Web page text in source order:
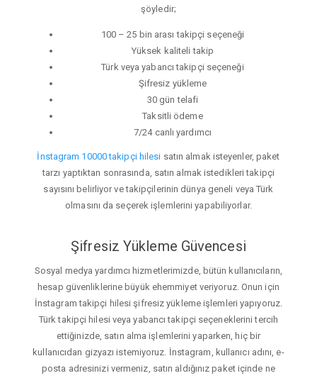
şöyledir;
100 – 25 bin arası takipçi seçeneği
Yüksek kaliteli takip
Türk veya yabancı takipçi seçeneği
Şifresiz yükleme
30 gün telafi
Taksitli ödeme
7/24 canlı yardımcı
İnstagram 10000 takipçi hilesi satın almak isteyenler, paket
tarzı yaptıktan sonrasında, satın almak istedikleri takipçi
sayısını belirliyor ve takipçilerinin dünya geneli veya Türk
olmasını da seçerek işlemlerini yapabiliyorlar.
Şifresiz Yükleme Güvencesi
Sosyal medya yardımcı hizmetlerimizde, bütün kullanıcıların,
hesap güvenliklerine büyük ehemmiyet veriyoruz. Onun için
İnstagram takipçi hilesi şifresiz yükleme işlemleri yapıyoruz.
Türk takipçi hilesi veya yabancı takipçi seçeneklerini tercih
ettiğinizde, satın alma işlemlerini yaparken, hiç bir
kullanıcıdan gizyazı istemiyoruz. İnstagram, kullanıcı adını, e-
posta adresinizi vermeniz, satın aldığınız paket içinde ne